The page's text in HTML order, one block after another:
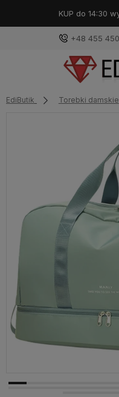
KUP do 14:30
+48 455
EdiButik Torebki damskie